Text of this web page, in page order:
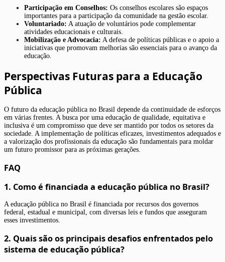
Participação em Conselhos: Os conselhos escolares são espaços
importantes para a participação da comunidade na gestão escolar.
Voluntariado: A atuação de voluntários pode complementar
atividades educacionais e culturais.
Mobilização e Advocacia: A defesa de políticas públicas e o apoio a
iniciativas que promovam melhorias são essenciais para o avanço da
educação.
Perspectivas Futuras para a Educação
Pública
O futuro da educação pública no Brasil depende da continuidade de esforços
em várias frentes. A busca por uma educação de qualidade, equitativa e
inclusiva é um compromisso que deve ser mantido por todos os setores da
sociedade. A implementação de políticas eficazes, investimentos adequados e
a valorização dos profissionais da educação são fundamentais para moldar
um futuro promissor para as próximas gerações.
FAQ
1. Como é financiada a educação pública no Brasil?
A educação pública no Brasil é financiada por recursos dos governos
federal, estadual e municipal, com diversas leis e fundos que asseguram
esses investimentos.
2. Quais são os principais desafios enfrentados pelo
sistema de educação pública?